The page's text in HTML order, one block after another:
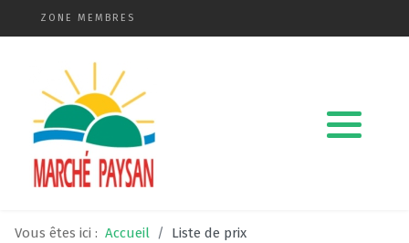
ZONE MEMBRES
Vous êtes ici : Accueil Liste de prix
Qui sommes-nous ?
La charte
Le comité
Le matériel membres